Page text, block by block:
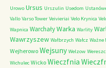
Urowo Ursus Urszulin Usedom
Vallo Varso Tower Veivieriai Velo Krynica
Wapnica WarchałyWarka Warlity
Wawrzyszew Wałbrzych Wałcz Ważne
Wejherowo Wejsuny Welzow
Wichulec Wicko Wieczfnia